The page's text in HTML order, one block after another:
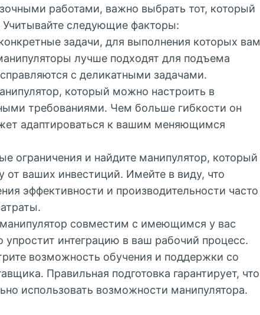
работами, важно выбрать тот, который
следующие факторы:
задачи, для выполнения которых вам
лучше подходят для подъема
с деликатными задачами.
который можно настроить в
требованиями. Чем больше гибкости он
адаптироваться к вашим меняющимся
ограничения и найдите манипулятор, который
ваших инвестиций. Имейте в виду, что
эффективности и производительности часто
манипулятор совместим с имеющимся у вас
интеграцию в ваш рабочий процесс.
возможность обучения и поддержки со
Правильная подготовка гарантирует, что
использовать возможности манипулятора.